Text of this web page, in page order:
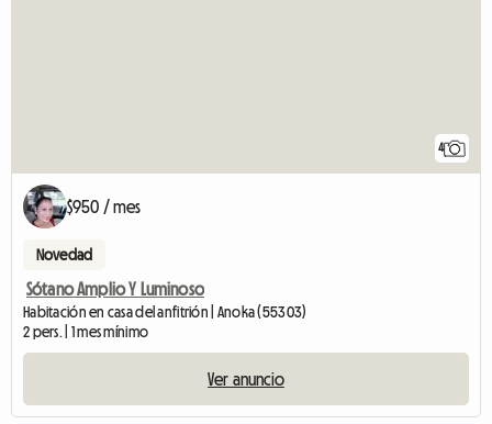
4
$950 / mes
Novedad
Sótano Amplio Y Luminoso
Habitación en casa del anfitrión | Anoka (55303)
2 pers. | 1 mes mínimo
Ver anuncio